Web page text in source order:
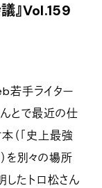
』Vol.159
若手ライター
とで最近の仕
（「史上最強
を別々の場所
たトロ松さん